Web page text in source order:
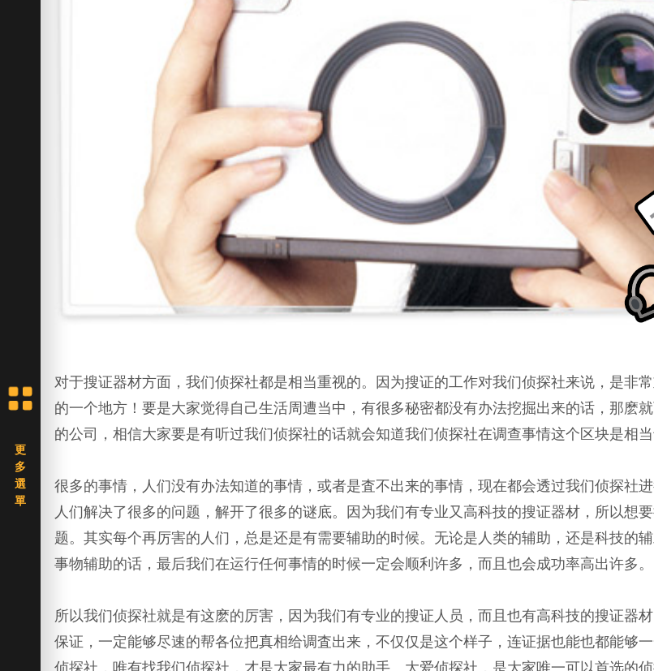
对于搜证器材方面，我们侦探社都是相当重视的。因为搜证的工作对我们侦探社来说，是非
的一个地方！要是大家觉得自己生活周遭当中，有很多秘密都没有办法挖掘出来的话，那麽
的公司，相信大家要是有听过我们侦探社的话就会知道我们侦探社在调查事情这个区块是相当
很多的事情，人们没有办法知道的事情，或者是査不出来的事情，现在都会透过我们侦探社
人们解决了很多的问题，解开了很多的谜底。因为我们有专业又高科技的搜证器材，所以想
题。其实每个再厉害的人们，总是还是有需要辅助的时候。无论是人类的辅助，还是科技的
事物辅助的话，最后我们在运行任何事情的时候一定会顺利许多，而且也会成功率高出许多。
所以我们侦探社就是有这麽的厉害，因为我们有专业的搜证人员，而且也有高科技的搜证器
保证，一定能够尽速的帮各位把真相给调査出来，不仅仅是这个样子，连证据也能也都能够